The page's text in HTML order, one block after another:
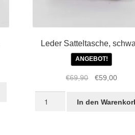
Leder Satteltasche,
ANGEBOT!
€69,90
war:
€59,00
ist:
In den